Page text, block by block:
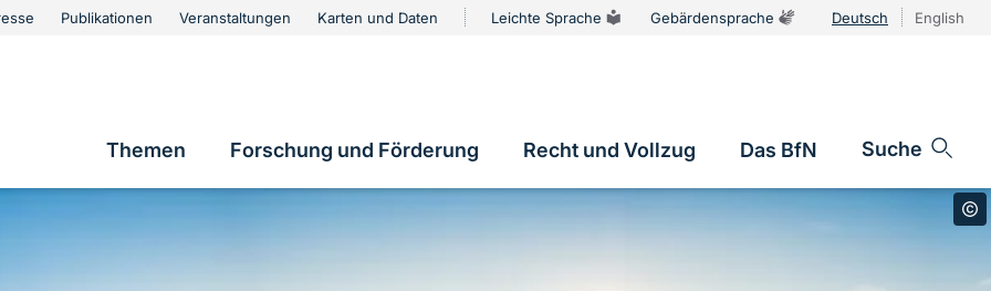
Publikationen Veranstaltungen Karten und Daten Leichte Sprache Gebärdensprache Deutsch English
Hauptnavigation
Themen Forschung und Förderung Recht und Vollzug Das BfN Suche